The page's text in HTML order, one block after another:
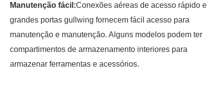
Manutenção fácil:Conexões aéreas de acesso rápido e
grandes portas gullwing fornecem fácil acesso para
manutenção e manutenção. Alguns modelos podem ter
compartimentos de armazenamento interiores para
armazenar ferramentas e acessórios.